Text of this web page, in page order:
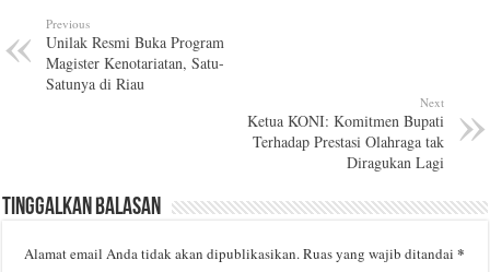
Previous
‎Unilak Resmi Buka Program
Magister Kenotariatan, Satu-
Satunya di Riau
Next
Ketua KONI: Komitmen Bupati
Terhadap Prestasi Olahraga tak
Diragukan Lagi
Tinggalkan Balasan
Alamat email Anda tidak akan dipublikasikan.Ruas yang wajib ditandai*